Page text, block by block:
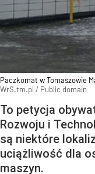
Paczkomat w Tomaszowie
WrS.tm.pl / Public domain
To petycja
Rozwoju i
są niektóre
uciążliwość dla
maszyn.